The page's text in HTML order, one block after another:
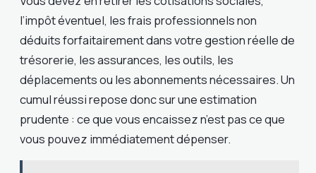
l’impôt éventuel, les frais professionnels non
déduits forfaitairement dans votre gestion réelle de
trésorerie, les assurances, les outils, les
déplacements ou les abonnements nécessaires. Un
cumul réussi repose donc sur une estimation
prudente : ce que vous encaissez n’est pas ce que
vous pouvez immédiatement dépenser.